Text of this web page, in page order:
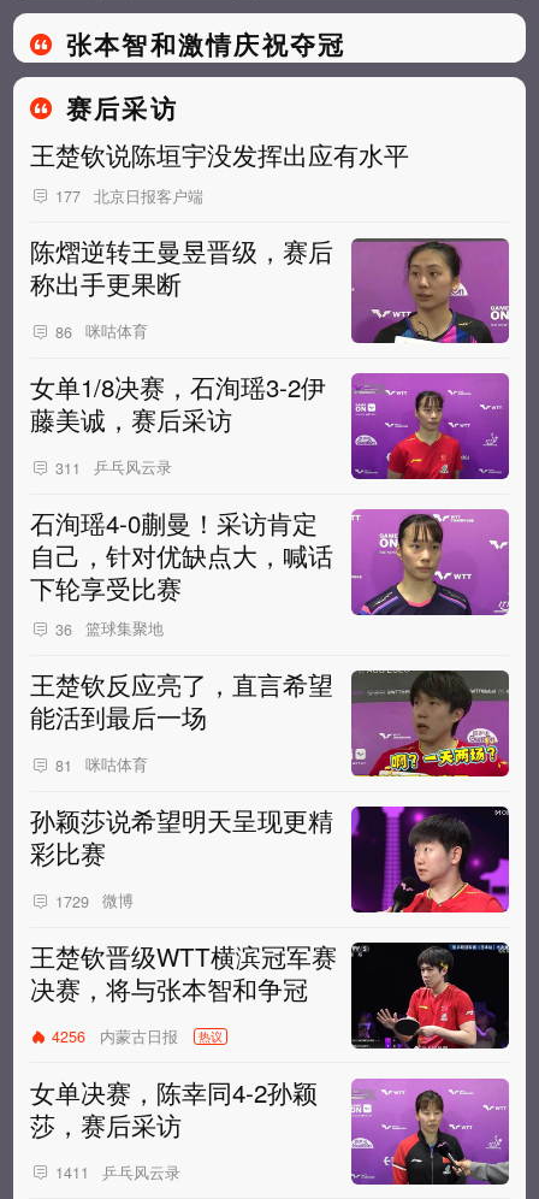
张本智和激情庆祝夺冠
赛后采访
王楚钦说陈垣宇没发挥出应有水平
177 北京日报客户端
陈熠逆转王曼昱晋级，赛后
称出手更果断
86 咪咕体育
女单1/8决赛，石洵瑶3-2伊
藤美诚，赛后采访
311 乒乓风云录
石洵瑶4-0蒯曼！采访肯定
自己，针对优缺点大，喊话
下轮享受比赛
36 篮球集聚地
王楚钦反应亮了，直言希望
能活到最后一场
81 咪咕体育
孙颖莎说希望明天呈现更精
彩比赛
1729 微博
王楚钦晋级WTT横滨冠军赛
决赛，将与张本智和争冠
4256 内蒙古日报 热议
女单决赛，陈幸同4-2孙颖
莎，赛后采访
1411 乒乓风云录